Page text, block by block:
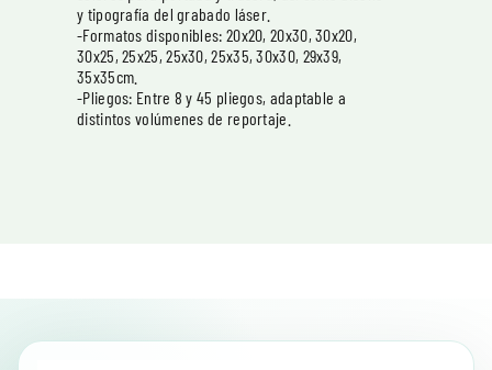
y tipografía del grabado láser.
-Formatos disponibles: 20x20, 20x30, 30x20,
30x25, 25x25, 25x30, 25x35, 30x30, 29x39,
35x35cm.
-Pliegos: Entre 8 y 45 pliegos, adaptable a
distintos volúmenes de reportaje.